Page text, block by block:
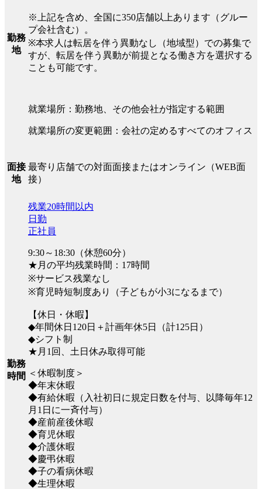
勤務
地
※上記を含め、全国に350店舗以上あります（グルー
プ会社含む）。
※本求人は転居を伴う異動なし（地域型）での募集で
すが、転居を伴う異動が前提となる働き方を選択する
ことも可能です。
就業場所：勤務地、その他会社が指定する範囲
就業場所の変更範囲：会社の定めるすべてのオフィス
面接
地
最寄り店舗での対面面接またはオンライン（WEB面
接）
勤務
時間
残業20時間以内
日勤
正社員
9:30～18:30（休憩60分）
★月の平均残業時間：17時間
※サービス残業なし
※育児時短制度あり（子どもが小3になるまで）
【休日・休暇】
◆年間休日120日＋計画年休5日（計125日）
◆シフト制
★月1回、土日休み取得可能
＜休暇制度＞
◆年末休暇
◆有給休暇（入社初日に規定日数を付与、以降毎年12
月1日に一斉付与）
◆産前産後休暇
◆育児休暇
◆介護休暇
◆慶弔休暇
◆子の看病休暇
◆生理休暇